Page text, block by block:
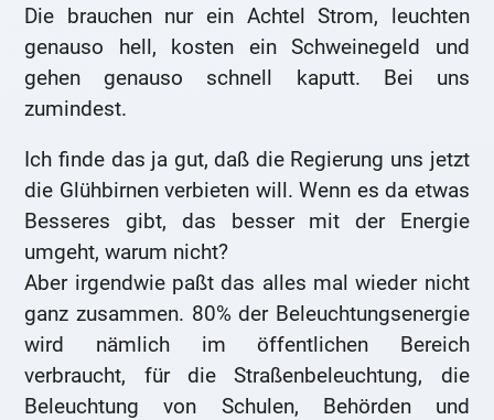
Die brauchen nur ein Achtel Strom, leuchten
genauso hell, kosten ein Schweinegeld und
gehen genauso schnell kaputt. Bei uns
zumindest.
Ich finde das ja gut, daß die Regierung uns jetzt
die Glühbirnen verbieten will. Wenn es da etwas
Besseres gibt, das besser mit der Energie
umgeht, warum nicht?
Aber irgendwie paßt das alles mal wieder nicht
ganz zusammen. 80% der Beleuchtungsenergie
wird nämlich im öffentlichen Bereich
verbraucht, für die Straßenbeleuchtung, die
Beleuchtung von Schulen, Behörden und